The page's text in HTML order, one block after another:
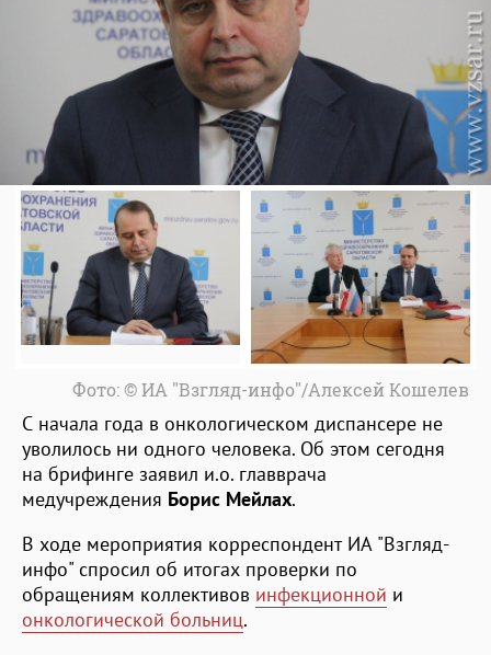
Фото: © ИА "Взгляд-инфо"/Алексей Кошелев
С начала года в онкологическом диспансере не
уволилось ни одного человека. Об этом сегодня
на брифинге заявил и.о. главврача
медучреждения Борис Мейлах.
В ходе мероприятия корреспондент ИА "Взгляд-
инфо" спросил об итогах проверки по
обращениям коллективов инфекционной и
онкологической больниц.